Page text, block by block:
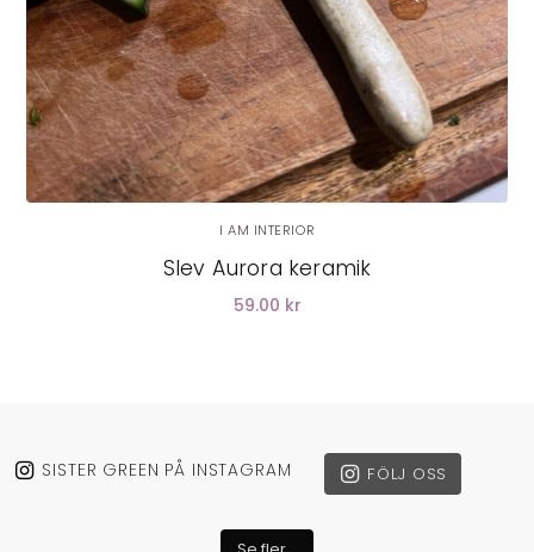
I AM INTERIOR
Slev Aurora keramik
59.00 kr
SISTER GREEN PÅ INSTAGRAM FÖLJ OSS